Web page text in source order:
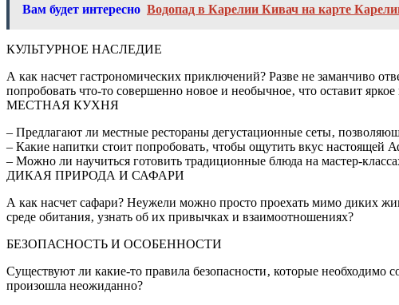
Вам будет интересно Водопад в Карелии Кивач на карте
КУЛЬТУРНОЕ НАСЛЕДИЕ
А как насчет гастрономических приключений? Разве не заманчиво
попробовать что-то совершенно новое и необычное‚ что оставит
МЕСТНАЯ КУХНЯ
– Предлагают ли местные рестораны дегустационные сеты‚
– Какие напитки стоит попробовать‚ чтобы ощутить вкус настоящей
– Можно ли научиться готовить традиционные блюда на мастер-
ДИКАЯ ПРИРОДА И САФАРИ
А как насчет сафари? Неужели можно просто проехать мимо диких
среде обитания‚ узнать об их привычках и взаимоотношениях?
БЕЗОПАСНОСТЬ И ОСОБЕННОСТИ
Существуют ли какие-то правила безопасности‚ которые необходимо
произошла неожиданно?